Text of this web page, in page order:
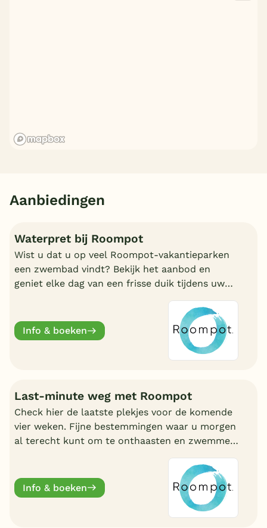
Aanbiedingen
Waterpret bij Roompot
Wist u dat u op veel Roompot-vakantieparken
een zwembad vindt? Bekijk het aanbod en
geniet elke dag van een frisse duik tijdens uw
Info & boeken
Last-minute weg met Roompot
Check hier de laatste plekjes voor de komende
vier weken. Fijne bestemmingen waar u morgen
al terecht kunt om te onthaasten en zwemmen.
Info & boeken